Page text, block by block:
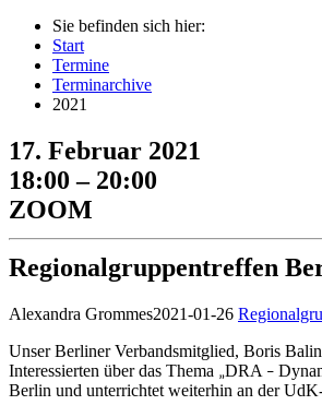
Sie befinden sich hier:
Start
Termine
Terminarchive
2021
17. Februar 2021
18:00 – 20:00
ZOOM
Regionalgruppentreffen
Alexandra Grommes2021-01-26
Unser Berliner Verbandsmitglied, Boris
Interessierten über das Thema „DRA –
Berlin und unterrichtet weiterhin an der